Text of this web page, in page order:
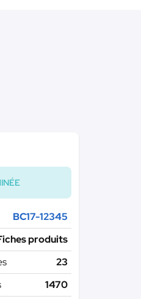
BC17-12345
produits
23
1470